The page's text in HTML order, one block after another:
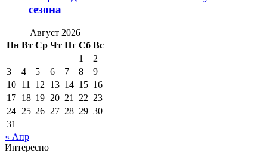
сезона
Август 2026
Пн Вт Ср Чт Пт Сб Вс
1
2
3
4 5 6 7 8
9
10 11 12 13 14 15 16
17 18 19 20 21 22 23
24 25 26 27 28 29 30
31
« Апр
Интересно